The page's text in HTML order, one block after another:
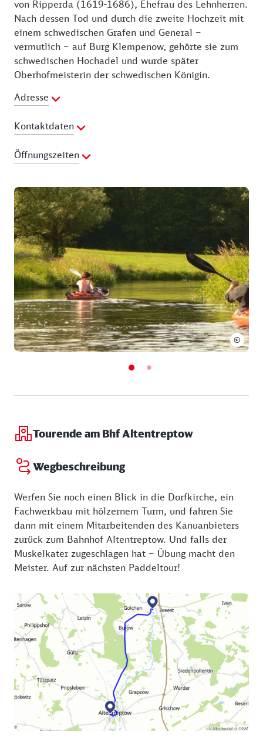
von Ripperda (1619-1686), Ehefrau des Lehnherren.
Nach dessen Tod und durch die zweite Hochzeit mit
einem schwedischen Grafen und General –
vermutlich – auf Burg Klempenow, gehörte sie zum
schwedischen Hochadel und wurde später
Oberhofmeisterin der schwedischen Königin.
Adresse
Kontaktdaten
Telefon:0177 5577437
E-Mail Adresse:
klempenow.de/infos/burgcafe-occa-ripperda/
Öffnungszeiten
Samstag:12:00 - 17:00 Uhr
Sonntag:12:00 - 17:00 Uhr
01.05. - 30.09.
Mittwoch:12:00 - 17:00 Uhr
Donnerstag:12:00 - 17:00 Uhr
Freitag:12:00 - 17:00 Uhr
Samstag:11:00 - 18:00 Uhr
Sonntag:11:00 - 18:00 Uhr
01.10. - 31.10.
Samstag:12:00 - 17:00 Uhr
Sonntag:12:00 - 17:00 Uhr
©
Tourende am Bhf Altentreptow
Wegbeschreibung
Werfen Sie noch einen Blick in die Dorfkirche, ein
Fachwerkbau mit hölzernem Turm, und fahren Sie
dann mit einem Mitarbeitenden des Kanuanbieters
zurück zum Bahnhof Altentreptow. Und falls der
Muskelkater zugeschlagen hat – Übung macht den
Meister. Auf zur nächsten Paddeltour!